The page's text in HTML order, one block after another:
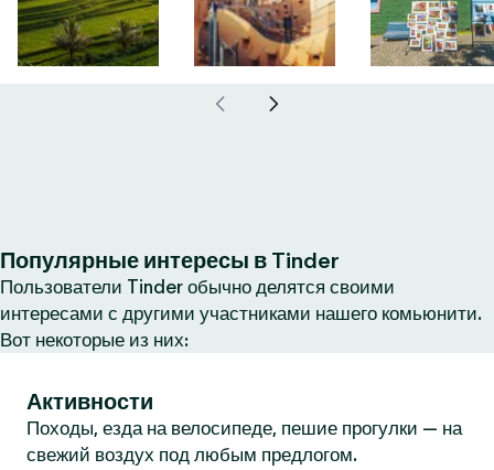
Популярные интересы в Tinder
Пользователи Tinder обычно делятся своими
интересами с другими участниками нашего комьюнити.
Вот некоторые из них:
Активности
Походы, езда на велосипеде, пешие прогулки — на
свежий воздух под любым предлогом.